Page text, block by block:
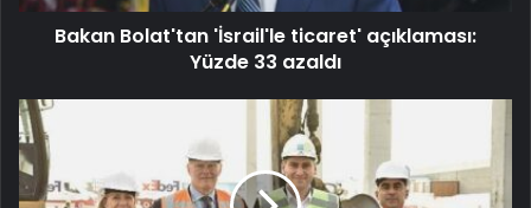
Bakan Bolat'tan 'İsrail'le ticaret' açıklaması:
Yüzde 33 azaldı